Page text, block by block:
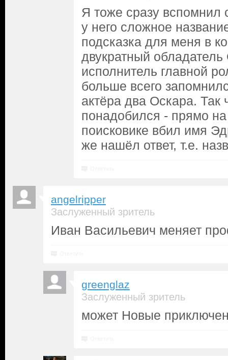
Я тоже сразу вспомнил
у него сложное
подсказка для меня в
двукратный
исполнитель главной
больше всего
актёра два Оскара. Так
понадобился - прямо
поисковике вбил имя
же нашёл ответ, т.е.
angelripper
Заслуженный зритель
Иван Васильевич меняет
greenglaz
Заслуженный зритель
может Новые